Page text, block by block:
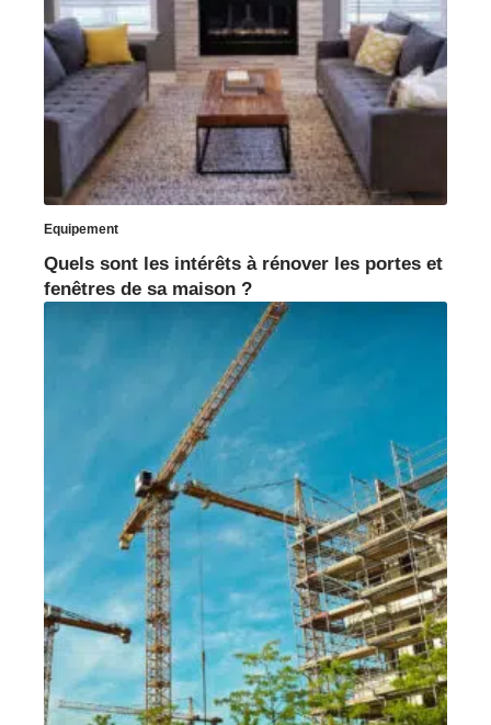
Equipement
Quels sont les intérêts à rénover les portes et
fenêtres de sa maison ?